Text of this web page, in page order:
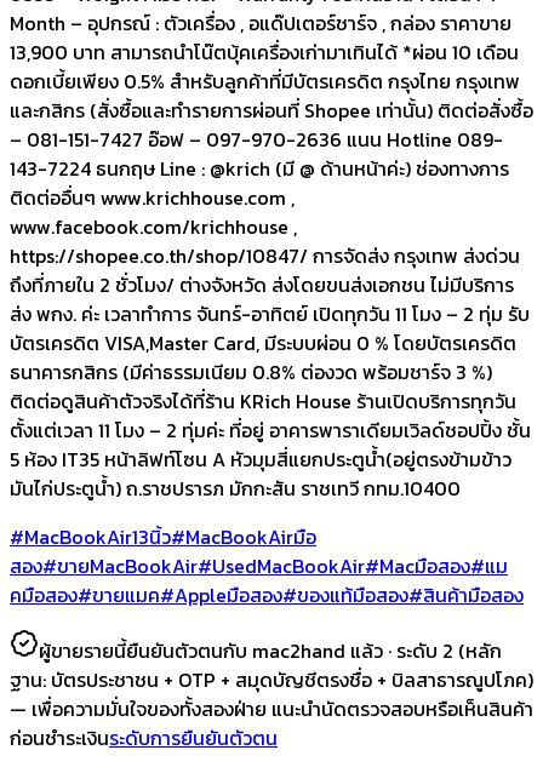
Month – อุปกรณ์ : ตัวเครื่อง , อแด๊ปเตอร์ชาร์จ , กล่อง ราคาขาย
13,900 บาท สามารถนำโน๊ตบุ้คเครื่องเก่ามาเทินได้ *ผ่อน 10 เดือน
ดอกเบี้ยเพียง 0.5% สำหรับลูกค้าที่มีบัตรเครดิต กรุงไทย กรุงเทพ
และกสิกร (สั่งซื้อและทำรายการผ่อนที่ Shopee เท่านั้น) ติดต่อสั่งซื้อ
– 081-151-7427 อ๊อฟ – 097-970-2636 แนน Hotline 089-
143-7224 ธนกฤษ Line : @krich (มี @ ด้านหน้าค่ะ) ช่องทางการ
ติดต่ออื่นๆ www.krichhouse.com ,
www.facebook.com/krichhouse ,
https://shopee.co.th/shop/10847/ การจัดส่ง กรุงเทพ ส่งด่วน
ถึงที่ภายใน 2 ชั่วโมง/ ต่างจังหวัด ส่งโดยขนส่งเอกชน ไม่มีบริการ
ส่ง พกง. ค่ะ เวลาทำการ จันทร์-อาทิตย์ เปิดทุกวัน 11 โมง – 2 ทุ่ม รับ
บัตรเครดิต VISA,Master Card, มีระบบผ่อน 0 % โดยบัตรเครดิต
ธนาคารกสิกร (มีค่าธรรมเนียม 0.8% ต่องวด พร้อมชาร์จ 3 %)
ติดต่อดูสินค้าตัวจริงได้ที่ร้าน KRich House ร้านเปิดบริการทุกวัน
ตั้งแต่เวลา 11 โมง – 2 ทุ่มค่ะ ที่อยู่ อาคารพาราเดียมเวิลด์ชอปปิ้ง ชั้น
5 ห้อง IT35 หน้าลิฟท์โซน A หัวมุมสี่แยกประตูน้ำ(อยู่ตรงข้ามข้าว
มันไก่ประตูน้ำ) ถ.ราชปรารภ มักกะสัน ราชเทวี กทม.10400
#MacBookAir13นิ้ว#MacBookAirมือ
สอง#ขายMacBookAir#UsedMacBookAir#Macมือสอง#แม
คมือสอง#ขายแมค#Appleมือสอง#ของแท้มือสอง#สินค้ามือสอง
ผู้ขายรายนี้ยืนยันตัวตนกับ mac2hand แล้ว · ระดับ 2 (หลัก
ฐาน: บัตรประชาชน + OTP + สมุดบัญชีตรงชื่อ + บิลสาธารณูปโภค)
— เพื่อความมั่นใจของทั้งสองฝ่าย แนะนำนัดตรวจสอบหรือเห็นสินค้า
ก่อนชำระเงินระดับการยืนยันตัวตน